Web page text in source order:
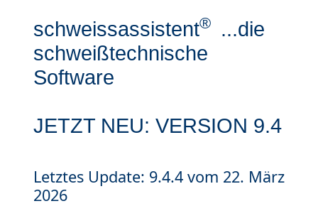
schweissassistent®
...die
schweißtechnische
Software
JETZT NEU: VERSION 9.4
Letztes Update: 9.4.4 vom 22. März
2026